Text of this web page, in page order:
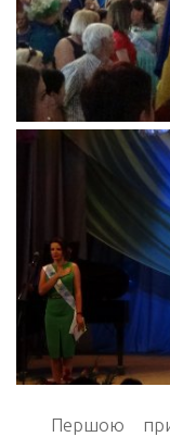
Першою